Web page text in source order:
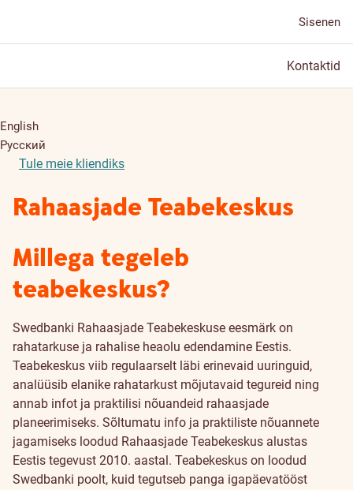
Sisenen
Kontaktid
English
Русский
Tule meie kliendiks
Rahaasjade Teabekeskus
Millega tegeleb
teabekeskus?
Swedbanki Rahaasjade Teabekeskuse eesmärk on
rahatarkuse ja rahalise heaolu edendamine Eestis.
Teabekeskus viib regulaarselt läbi erinevaid uuringuid,
analüüsib elanike rahatarkust mõjutavaid tegureid ning
annab infot ja praktilisi nõuandeid rahaasjade
planeerimiseks. Sõltumatu info ja praktiliste nõuannete
jagamiseks loodud Rahaasjade Teabekeskus alustas
Eestis tegevust 2010. aastal. Teabekeskus on loodud
Swedbanki poolt, kuid tegutseb panga igapäevatööst